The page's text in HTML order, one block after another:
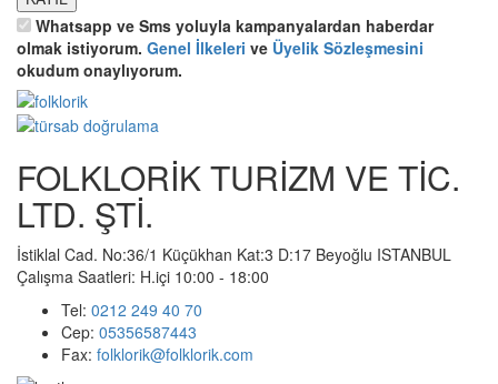
Whatsapp ve Sms yoluyla kampanyalardan haberdar
olmak istiyorum. Genel İlkeleri ve Üyelik Sözleşmesini
okudum onaylıyorum.
FOLKLORİK TURİZM VE TİC.
LTD. ŞTİ.
İstiklal Cad. No:36/1 Küçükhan Kat:3 D:17 Beyoğlu ISTANBUL
Çalışma Saatleri: H.içi 10:00 - 18:00
Tel: 0212 249 40 70
Cep: 05356587443
Fax: folklorik@folklorik.com